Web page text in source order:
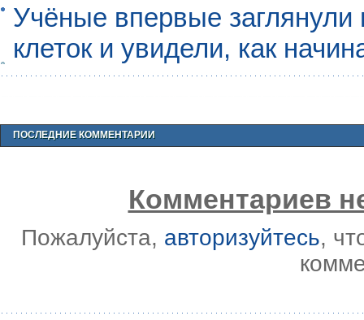
Учёные впервые
клеток и увидели, как
ПОСЛЕДНИЕ КОММЕНТАРИИ
Комментариев
Пожалуйста, авторизуйтесь,